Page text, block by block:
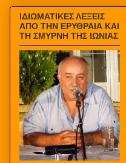
ΙΔΙΩΜΑΤΙΚΕΣ ΛΕΞΕΙΣ
ΑΠΟ ΤΗΝ ΕΡΥΘΡΑΙΑ ΚΑΙ
ΤΗ ΣΜΥΡΝΗ ΤΗΣ ΙΩΝΙΑΣ